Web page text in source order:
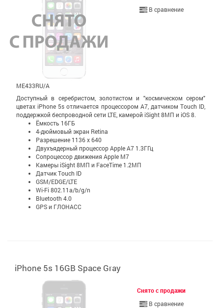
В сравнение
ME433RU/A
Доступный в серебристом, золотистом и "космическом сером"
цветах iPhone 5s отличается процессором A7, датчиком Touch ID,
поддержкой беспроводной сети LTE, камерой iSight 8МП и iOS 8.
Ёмкость 16ГБ
4-дюймовый экран Retina
Разрешение 1136 x 640
Двухъядерный процессор Apple A7 1.3ГГц
Сопроцессор движения Apple M7
Камеры iSight 8МП и FaceTime 1.2МП
Датчик Touch ID
GSM/EDGE/LTE
Wi-Fi 802.11a/b/g/n
Bluetooth 4.0
GPS и ГЛОНАСС
iPhone 5s 16GB Space Gray
Снято с продажи
В сравнение